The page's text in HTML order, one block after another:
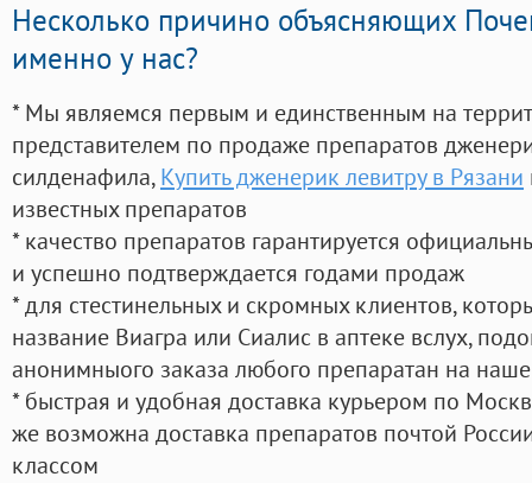
Несколько причино объясняющих
именно у нас?
* Мы являемся первым и единственным на
представителем по продаже препаратов
силденафила, Купить дженерик левитру в Рязани
известных препаратов
* качество препаратов гарантируется
и успешно подтверждается годами продаж
* для стестинельных и скромных клиентов,
название Виагра или Сиалис в аптеке вслух,
анонимныого заказа любого препаратан на
* быстрая и удобная доставка курьером по
же возможна доставка препаратов почтой
классом